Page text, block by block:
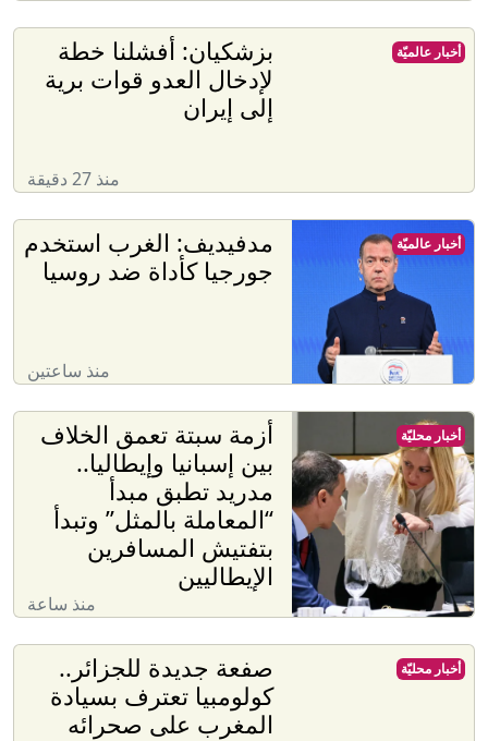
بزشكيان: أفشلنا خطة
لإدخال العدو قوات برية
إلى إيران
منذ 27 دقيقة
أخبار عالميّة
مدفيديف: الغرب استخدم
جورجيا كأداة ضد روسيا
منذ ساعتين
أخبار عالميّة
أزمة سبتة تعمق الخلاف
بين إسبانيا وإيطاليا..
مدريد تطبق مبدأ
“المعاملة بالمثل” وتبدأ
بتفتيش المسافرين
الإيطاليين
منذ ساعة
أخبار محليّة
صفعة جديدة للجزائر..
كولومبيا تعترف بسيادة
المغرب على صحرائه
أخبار محليّة